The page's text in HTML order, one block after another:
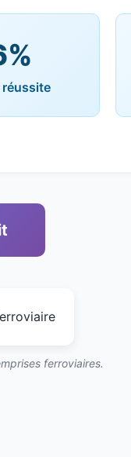
réussite
ferroviaires.